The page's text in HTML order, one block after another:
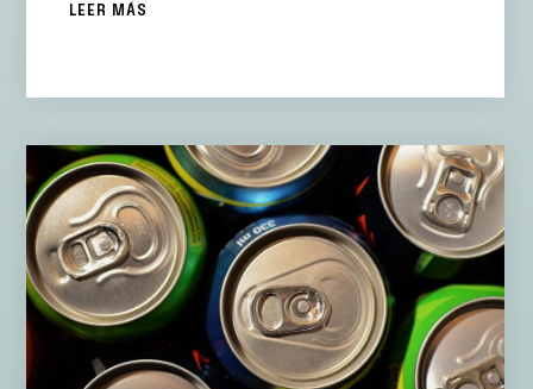
LEER MÁS